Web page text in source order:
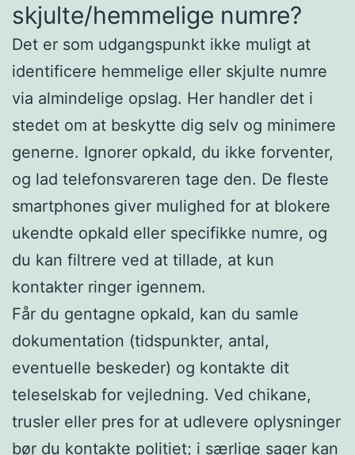
skjulte/hemmelige numre?
Det er som udgangspunkt ikke muligt at
identificere hemmelige eller skjulte numre
via almindelige opslag. Her handler det i
stedet om at beskytte dig selv og minimere
generne. Ignorer opkald, du ikke forventer,
og lad telefonsvareren tage den. De fleste
smartphones giver mulighed for at blokere
ukendte opkald eller specifikke numre, og
du kan filtrere ved at tillade, at kun
kontakter ringer igennem.
Får du gentagne opkald, kan du samle
dokumentation (tidspunkter, antal,
eventuelle beskeder) og kontakte dit
teleselskab for vejledning. Ved chikane,
trusler eller pres for at udlevere oplysninger
bør du kontakte politiet; i særlige sager kan